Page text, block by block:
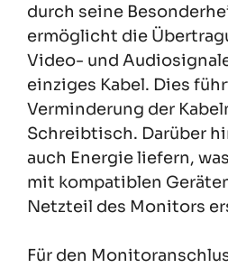
durch seine
ermöglicht die
Video- und
einziges Kabel. Dies
Verminderung der
Schreibtisch. Darüber
auch Energie liefern,
mit kompatiblen
Netzteil des Monitors
Für den